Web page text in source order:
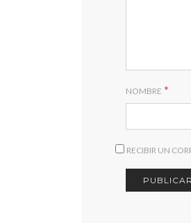
NOMBRE *
RECIBIR UN